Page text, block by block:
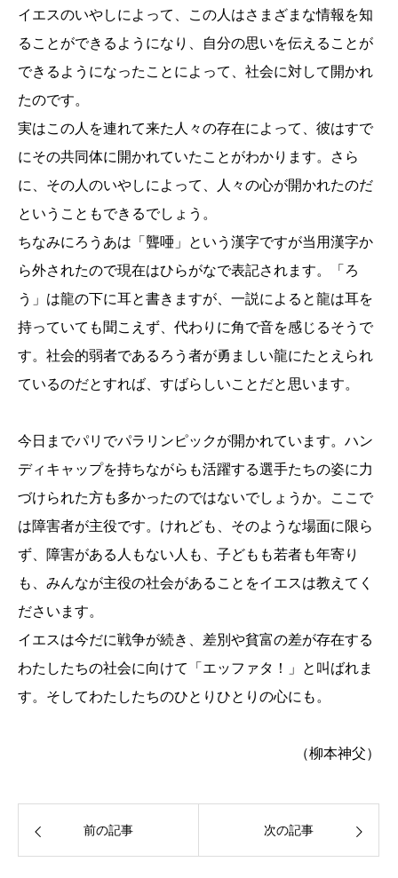
イエスのいやしによって、この人はさまざまな情報を知
ることができるようになり、自分の思いを伝えることが
できるようになったことによって、社会に対して開かれ
たのです。
実はこの人を連れて来た人々の存在によって、彼はすで
にその共同体に開かれていたことがわかります。さら
に、その人のいやしによって、人々の心が開かれたのだ
ということもできるでしょう。
ちなみにろうあは「聾唖」という漢字ですが当用漢字か
ら外されたので現在はひらがなで表記されます。「ろ
う」は龍の下に耳と書きますが、一説によると龍は耳を
持っていても聞こえず、代わりに角で音を感じるそうで
す。社会的弱者であるろう者が勇ましい龍にたとえられ
ているのだとすれば、すばらしいことだと思います。
今日までパリでパラリンピックが開かれています。ハン
ディキャップを持ちながらも活躍する選手たちの姿に力
づけられた方も多かったのではないでしょうか。ここで
は障害者が主役です。けれども、そのような場面に限ら
ず、障害がある人もない人も、子どもも若者も年寄り
も、みんなが主役の社会があることをイエスは教えてく
ださいます。
イエスは今だに戦争が続き、差別や貧富の差が存在する
わたしたちの社会に向けて「エッファタ！」と叫ばれま
す。そしてわたしたちのひとりひとりの心にも。
（柳本神父）
前の記事 次の記事